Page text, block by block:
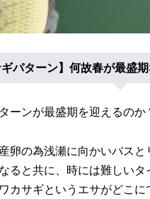
ギパターン】何故春が最盛
ーンが最盛期を迎えるのか
卵の為浅瀬に向かいバス
ると共に、時には難しい
カサギというエサがどこ